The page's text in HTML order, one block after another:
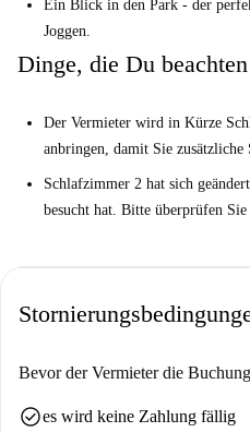
Ein Blick in den Park - der
Joggen.
Dinge, die Du
Der Vermieter wird in Kürze
anbringen, damit Sie zusätzliche
Schlafzimmer 2 hat sich
besucht hat. Bitte überprüfen
Bevor der Vermieter die
check_circlees wird keine Zahlung fällig